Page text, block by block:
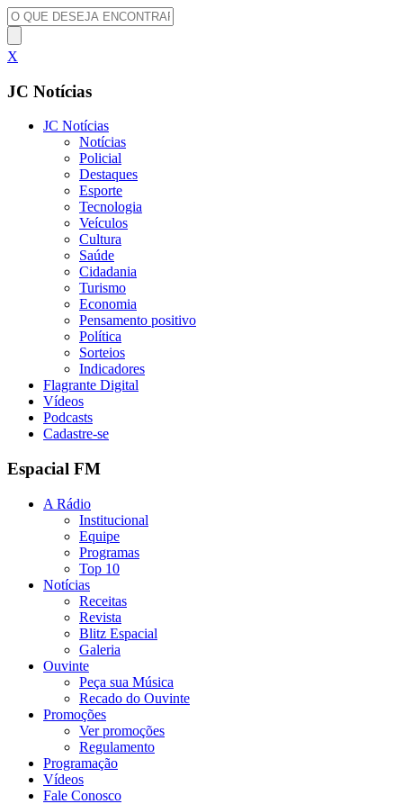
X
JC Notícias
JC Notícias
Notícias
Policial
Destaques
Esporte
Tecnologia
Veículos
Cultura
Saúde
Cidadania
Turismo
Economia
Pensamento positivo
Política
Sorteios
Indicadores
Flagrante Digital
Vídeos
Podcasts
Cadastre-se
Espacial FM
A Rádio
Institucional
Equipe
Programas
Top 10
Notícias
Receitas
Revista
Blitz Espacial
Galeria
Ouvinte
Peça sua Música
Recado do Ouvinte
Promoções
Ver promoções
Regulamento
Programação
Vídeos
Fale Conosco